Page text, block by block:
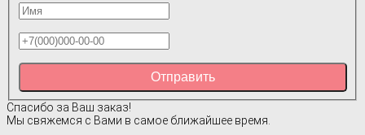
Отправить
Спасибо за Ваш заказ!
Мы свяжемся с Вами в самое ближайшее время.